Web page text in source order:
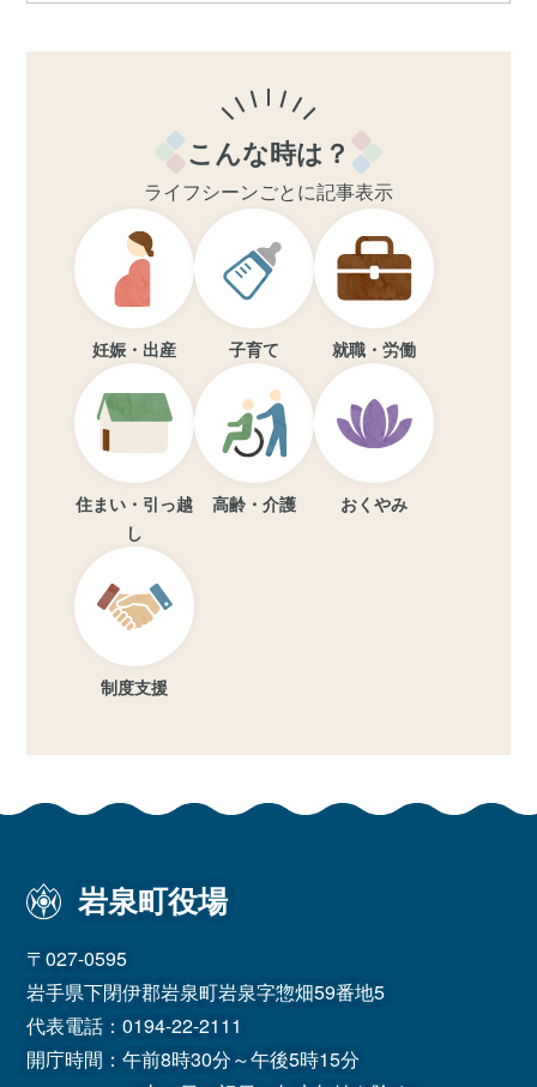
こんな時は？
ライフシーンごとに記事表示
妊娠・出産 子育て 就職・労働
住まい・引っ越
し
高齢・介護 おくやみ
制度支援
岩泉町役場
〒027-0595
岩手県下閉伊郡岩泉町岩泉字惣畑59番地5
代表電話：0194-22-2111
開庁時間：午前8時30分～午後5時15分